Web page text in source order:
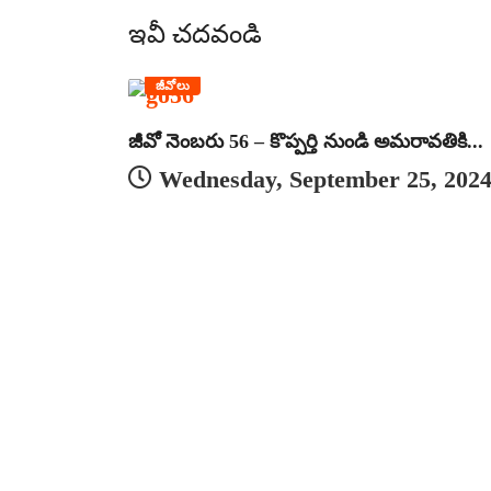
ఇవీ చదవండి
జీవోలు
జీవో నెంబరు 56 – కొప్పర్తి నుండి అమరావతికి...
Wednesday, September 25, 2024